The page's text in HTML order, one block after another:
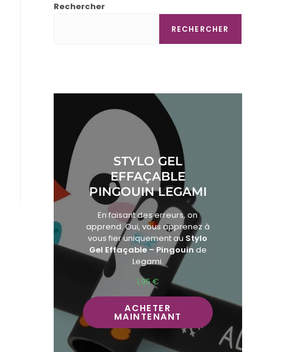
Rechercher
RECHERCHER
STYLO GEL
EFFAÇABLE
PINGOUIN LEGAMI
En faisant des erreurs, on
apprend. Oui, vous apprenez à
vous fier uniquement au Stylo
Gel Effaçable – Pingouin de
Legami.
1,95€
ACHETER
MAINTENANT